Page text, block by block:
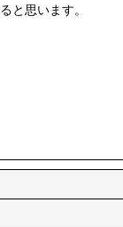
と思います。